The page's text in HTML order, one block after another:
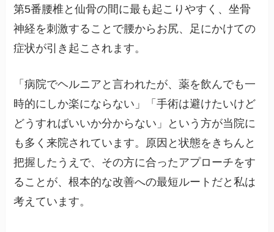
第5番腰椎と仙骨の間に最も起こりやすく、坐骨
神経を刺激することで腰からお尻、足にかけての
症状が引き起こされます。
「病院でヘルニアと言われたが、薬を飲んでも一
時的にしか楽にならない」「手術は避けたいけど
どうすればいいか分からない」という方が当院に
も多く来院されています。原因と状態をきちんと
把握したうえで、その方に合ったアプローチをす
ることが、根本的な改善への最短ルートだと私は
考えています。